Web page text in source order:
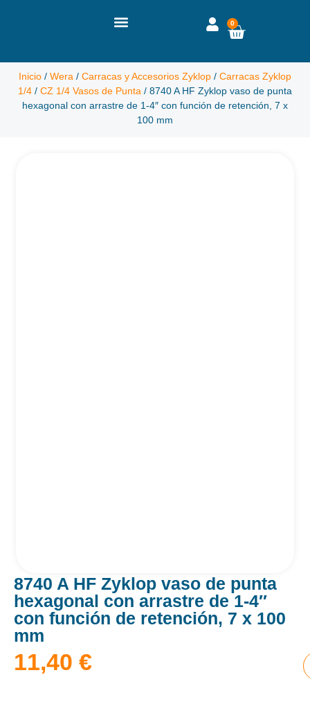
0
Inicio / Wera / Carracas y Accesorios Zyklop / Carracas Zyklop
1/4 / CZ 1/4 Vasos de Punta / 8740 A HF Zyklop vaso de punta
hexagonal con arrastre de 1-4″ con función de retención, 7 x
100 mm
8740 A HF Zyklop vaso de punta
hexagonal con arrastre de 1-4″
con función de retención, 7 x 100
mm
11,40 €